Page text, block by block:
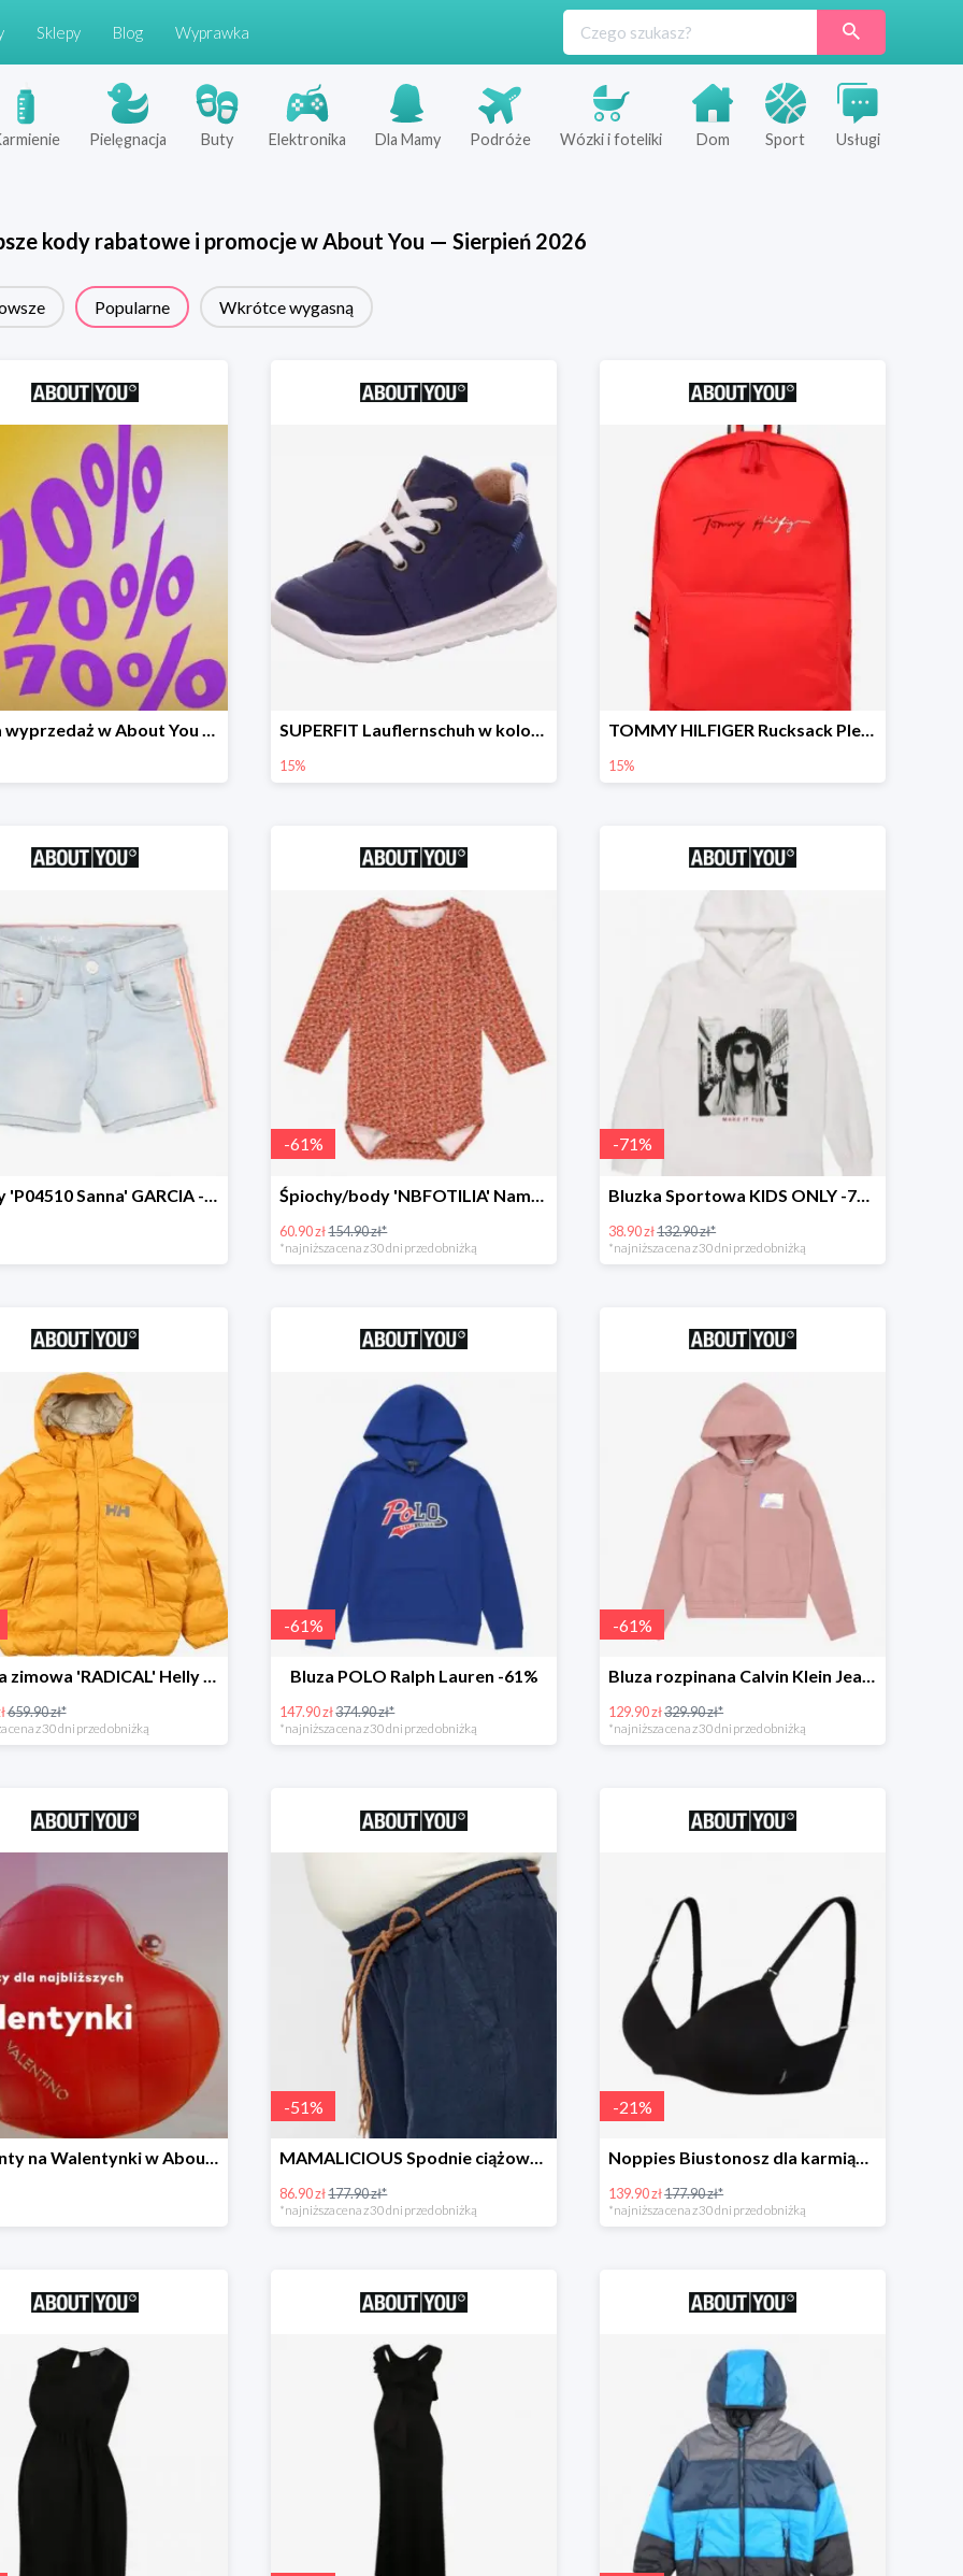
Sklepy Blog Wyprawka
Pielęgnacja Buty Elektronika Dla Mamy Podróże Wózki i foteliki Dom Sport Usługi
kody rabatowe i promocje wAbout You — Sierpień 2026
Popularne Wkrótce wygasną
Letnia wyprzedaż w About You do -70% SUPERFIT Lauflernschuh w kolorze Niebieski -15%
15%
TOMMY HILFIGER Rucksack Plecak -15%
15%
Jeansy 'P04510 Sanna' GARCIA -69%
-61%
Śpiochy/body 'NBFOTILIA' Name It -62%
60.90 zł154.90 zł*
*najniższa cena z 30 dni przed obniżką
-71%
Bluzka Sportowa KIDS ONLY -71%
38.90 zł132.90 zł*
*najniższa cena z 30 dni przed obniżką
Kurtka zimowa 'RADICAL' Helly Hansen -61%
659.90 zł*
cena z 30 dni przed obniżką
-61%
Bluza POLO Ralph Lauren -61%
147.90 zł374.90 zł*
*najniższa cena z 30 dni przed obniżką
-61%
Bluza rozpinana Calvin Klein Jeans -61%
129.90 zł329.90 zł*
*najniższa cena z 30 dni przed obniżką
Prezenty na Walentynki w About You do -40%
-51%
MAMALICIOUS Spodnie ciążowe -51%
86.90 zł177.90 zł*
*najniższa cena z 30 dni przed obniżką
-21%
Noppies Biustonosz dla karmiących -21%
139.90 zł177.90 zł*
*najniższa cena z 30 dni przed obniżką